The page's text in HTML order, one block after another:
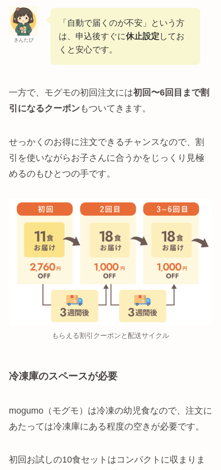
きんたぴ
「自動で届くのが不安」という方
は、申込後すぐに休止設定 してお
くと安心です。
一方で、モグモの初回注文には初回〜6回目まで割
引になるクーポン もついてきます。
せっかくのお得に注文できるチャンスなので、割
引を使いながらお子さんに合うかをじっくり見極
めるのもひとつの手です。
もらえる割引クーポンと配送サイクル
冷凍庫のスペースが必要
mogumo（モグモ）は冷凍の幼児食なので、注文に
あたっては冷凍庫にある程度の空きが必要です。
初回お試しの10食セットはコンパクトに収まりま